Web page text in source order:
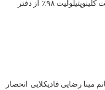
دفتر فروش مستقیم استفاده زئولیت کلینوپتیلولیت ۹۸٪ از دفتر
مینا رضایی قادیکلایی انحصار